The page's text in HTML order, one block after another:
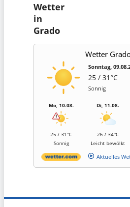
Wetter
in
Grado
Wetter
Sonntag,
25 / 31°C
Sonnig
Mo, 10.08.
25 / 31°C
Sonnig
Di, 11.08.
26 / 34°C
Leicht bewölkt
Aktuelles